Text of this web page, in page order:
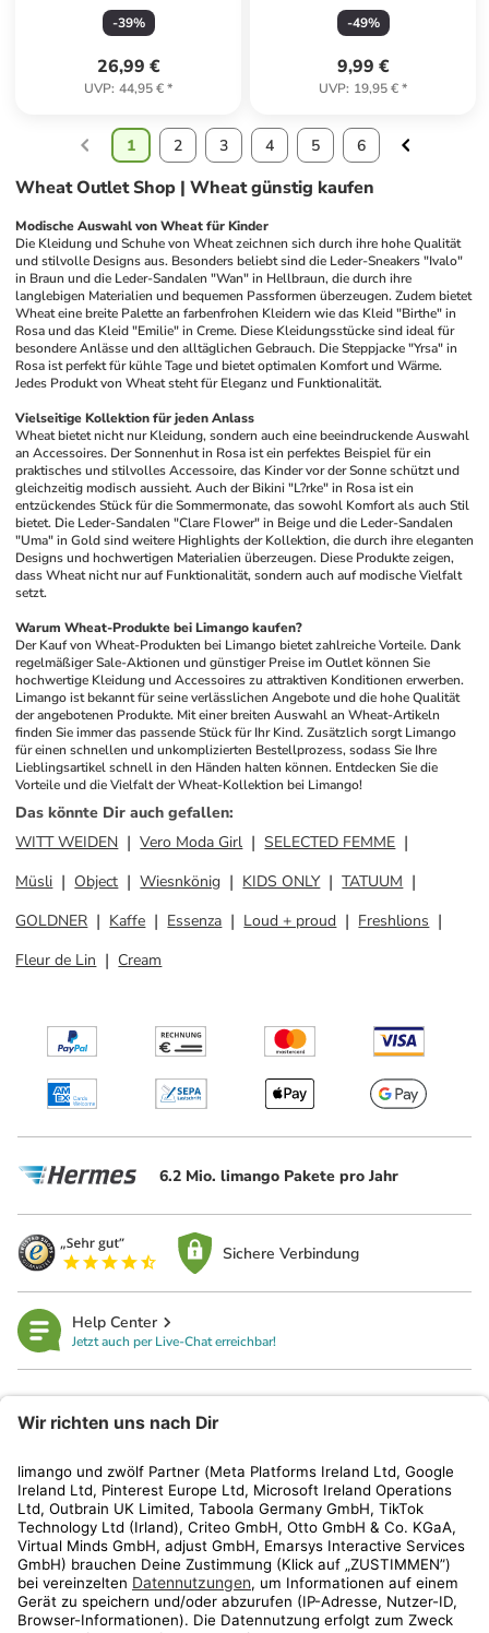
-39%
26,99 €
UVP: 44,95 €*
-49%
9,99 €
UVP: 19,95 €*
1 2 3 4 5 6
Wheat Outlet Shop | Wheat günstig kaufen
Modische Auswahl von Wheat für Kinder
Die Kleidung und Schuhe von Wheat zeichnen sich durch ihre hohe Qualität
und stilvolle Designs aus. Besonders beliebt sind die Leder-Sneakers "Ivalo"
in Braun und die Leder-Sandalen "Wan" in Hellbraun, die durch ihre
langlebigen Materialien und bequemen Passformen überzeugen. Zudem bietet
Wheat eine breite Palette an farbenfrohen Kleidern wie das Kleid "Birthe" in
Rosa und das Kleid "Emilie" in Creme. Diese Kleidungsstücke sind ideal für
besondere Anlässe und den alltäglichen Gebrauch. Die Steppjacke "Yrsa" in
Rosa ist perfekt für kühle Tage und bietet optimalen Komfort und Wärme.
Jedes Produkt von Wheat steht für Eleganz und Funktionalität.
Vielseitige Kollektion für jeden Anlass
Wheat bietet nicht nur Kleidung, sondern auch eine beeindruckende Auswahl
an Accessoires. Der Sonnenhut in Rosa ist ein perfektes Beispiel für ein
praktisches und stilvolles Accessoire, das Kinder vor der Sonne schützt und
gleichzeitig modisch aussieht. Auch der Bikini "L?rke" in Rosa ist ein
entzückendes Stück für die Sommermonate, das sowohl Komfort als auch Stil
bietet. Die Leder-Sandalen "Clare Flower" in Beige und die Leder-Sandalen
"Uma" in Gold sind weitere Highlights der Kollektion, die durch ihre eleganten
Designs und hochwertigen Materialien überzeugen. Diese Produkte zeigen,
dass Wheat nicht nur auf Funktionalität, sondern auch auf modische Vielfalt
setzt.
Warum Wheat-Produkte bei Limango kaufen?
Der Kauf von Wheat-Produkten bei Limango bietet zahlreiche Vorteile. Dank
regelmäßiger Sale-Aktionen und günstiger Preise im Outlet können Sie
hochwertige Kleidung und Accessoires zu attraktiven Konditionen erwerben.
Limango ist bekannt für seine verlässlichen Angebote und die hohe Qualität
der angebotenen Produkte. Mit einer breiten Auswahl an Wheat-Artikeln
finden Sie immer das passende Stück für Ihr Kind. Zusätzlich sorgt Limango
für einen schnellen und unkomplizierten Bestellprozess, sodass Sie Ihre
Lieblingsartikel schnell in den Händen halten können. Entdecken Sie die
Vorteile und die Vielfalt der Wheat-Kollektion bei Limango!
Das könnte Dir auch gefallen:
WITT WEIDEN
Vero Moda Girl
SELECTED FEMME
Müsli
Object Wiesnkönig KIDS ONLY
TATUUM
GOLDNER
Kaffe Essenza Loud + proud
Freshlions
Fleur de Lin
Cream
6.2 Mio. limango Pakete pro Jahr
Sichere Verbindung
Help Center
Jetzt auch per Live-Chat erreichbar!
Kundenservice
Shop
Aktionen